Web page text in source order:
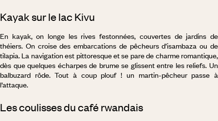
Kayak sur le lac Kivu
En kayak, on longe les rives festonnées, couvertes de jardins de
théiers. On croise des embarcations de pêcheurs d’isambaza ou de
tilapia. La navigation est pittoresque et se pare de charme romantique,
dès que quelques écharpes de brume se glissent entre les reliefs. Un
balbuzard rôde. Tout à coup plouf ! un martin-pêcheur passe à
l’attaque.
Les coulisses du café rwandais